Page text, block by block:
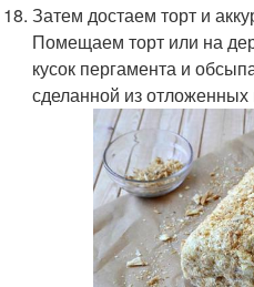
Затем достаем торт и
Помещаем торт или на
кусок пергамента и
сделанной из отложенных